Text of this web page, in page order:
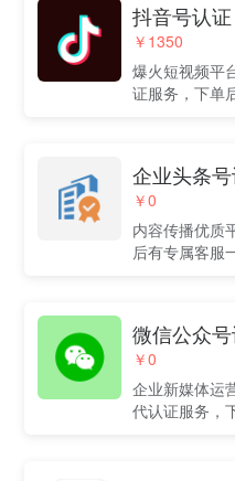
抖音号认证
￥1350
爆火短视频平
证服务，下单
企业头条
￥0
内容传播优质
后有专属客服
微信公众
￥0
企业新媒体运
代认证服务，